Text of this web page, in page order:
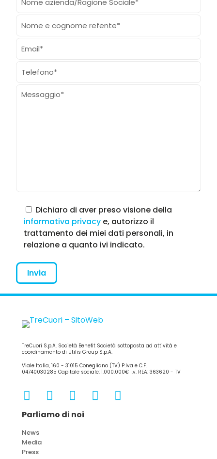
Dichiaro di aver preso visione della
informativa privacy e, autorizzo il
trattamento dei miei dati personali, in
relazione a quanto ivi indicato.
TreCuori S.p.A. Società Benefit Società sottoposta ad attività e
coordinamento di Utilis Group S.p.A.
Viale Italia, 160 - 31015 Conegliano (TV) P.Iva e C.F.
04740030285 Capitale sociale: 1.000.000€ i.v. REA: 363620 - TV
Parliamo di noi
News
Media
Press